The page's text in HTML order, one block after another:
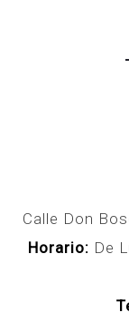
Calle Don
Horario: De